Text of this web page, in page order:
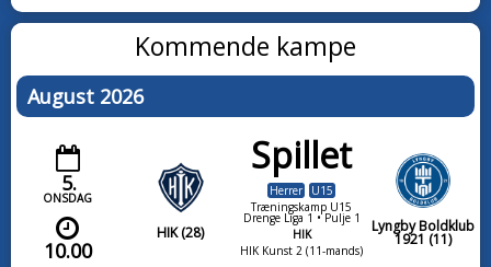
Kommende kampe
August 2026
5.
ONSDAG
10.00
HIK (28)
Spillet
Herrer
U15
Træningskamp U15
Drenge Liga 1 • Pulje 1
HIK
HIK Kunst 2 (11-mands)
Lyngby Boldklub
1921 (11)